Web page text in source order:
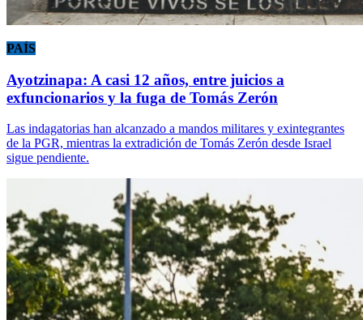
PAÍS
Ayotzinapa: A casi 12 años, entre juicios a
exfuncionarios y la fuga de Tomás Zerón
Las indagatorias han alcanzado a mandos militares y exintegrantes
de la PGR, mientras la extradición de Tomás Zerón desde Israel
sigue pendiente.